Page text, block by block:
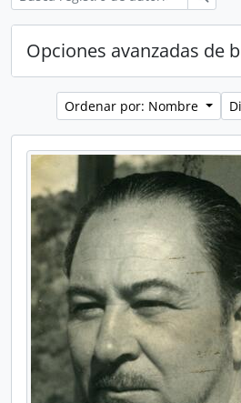
Opciones avanzadas de
Ordenar por: Nombre